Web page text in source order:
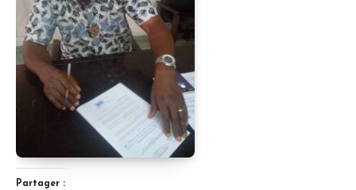
Partager :